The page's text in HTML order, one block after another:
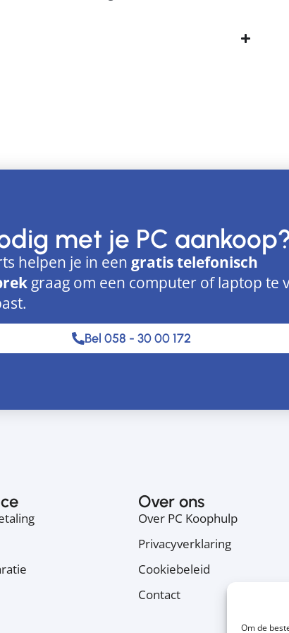
Om de
met je PC
helpen je in een gratis telefonisch
graag om een computer of laptop te
Bel 058 - 30 00 172
Over ons
Over PC Koophulp
Privacyverklaring
Cookiebeleid
Contact